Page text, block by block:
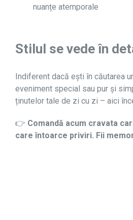
nuanțe atemporale
Stilul se vede în
Indiferent dacă ești în căutarea
eveniment special sau pur și
ținutelor tale de zi cu zi – aici
👉 Comandă acum cravata
care întoarce priviri. Fii